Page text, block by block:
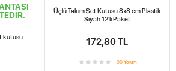
kutusu
Üçlü Takım Set Kutusu 8x8 cm Plastik
Siyah 12'li Paket
172,80 TL
00 Yorum